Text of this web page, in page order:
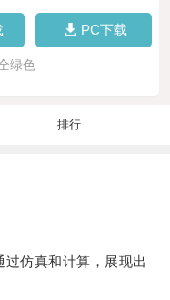
PC下载
绿色
排行
仿真和计算，展现出